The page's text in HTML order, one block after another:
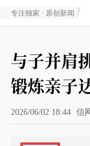
专注独家 · 原创新闻
与子并肩
锻炼亲子
2026/06/02 18:44 信